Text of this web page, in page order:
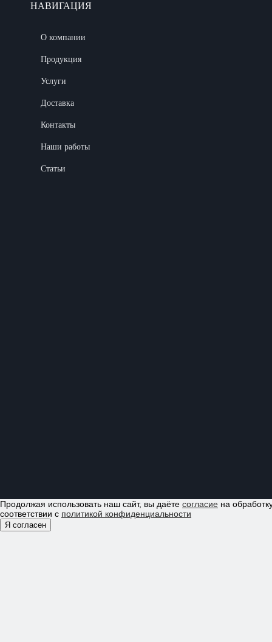
НАВИГАЦИЯ
О компании
Продукция
Услуги
Доставка
Контакты
Наши работы
Статьи
Продолжая использовать наш сайт, вы даёте согласие на
соответствии с политикой конфиденциальности
Я согласен